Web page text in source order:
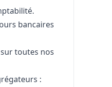
bancaires
toutes nos
: